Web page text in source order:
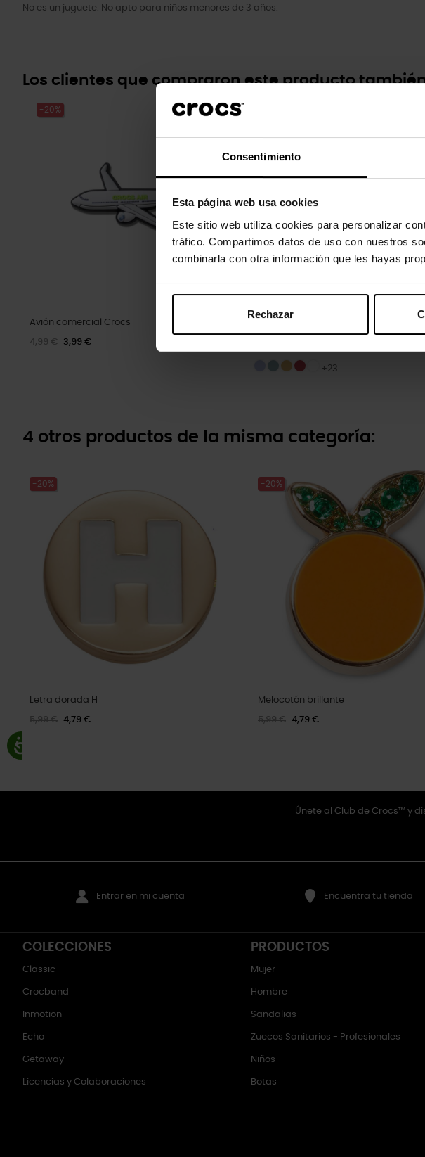
Consentimiento
Esta página web usa cookies
Este sitio web utiliza cookies para personalizar
tráfico. Compartimos datos de uso con nuestros
combinarla con otra información que les hayas
Rechazar
No es un juguete. No apto para niños menores de 3 años.
Los clientes que compraron este producto
-20%
Avión comercial Crocs
4,99 € 3,99 €
+23
4 otros productos de la misma categoría:
-20%
Letra dorada H
5,99 € 4,79 €
-20%
Melocotón brillante
5,99 € 4,79 €
Únete al Club de Crocs™ y
Entrar en mi cuenta Encuentra tu tienda
COLECCIONES
Classic
Crocband
Inmotion
Echo
Getaway
Licencias y Colaboraciones
PRODUCTOS
Mujer
Hombre
Sandalias
Zuecos Sanitarios - Profesionales
Niños
Botas